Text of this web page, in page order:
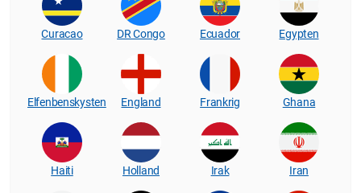
Curacao DR Congo Ecuador Egypten
Elfenbenskysten England Frankrig Ghana
Haiti Holland Irak Iran